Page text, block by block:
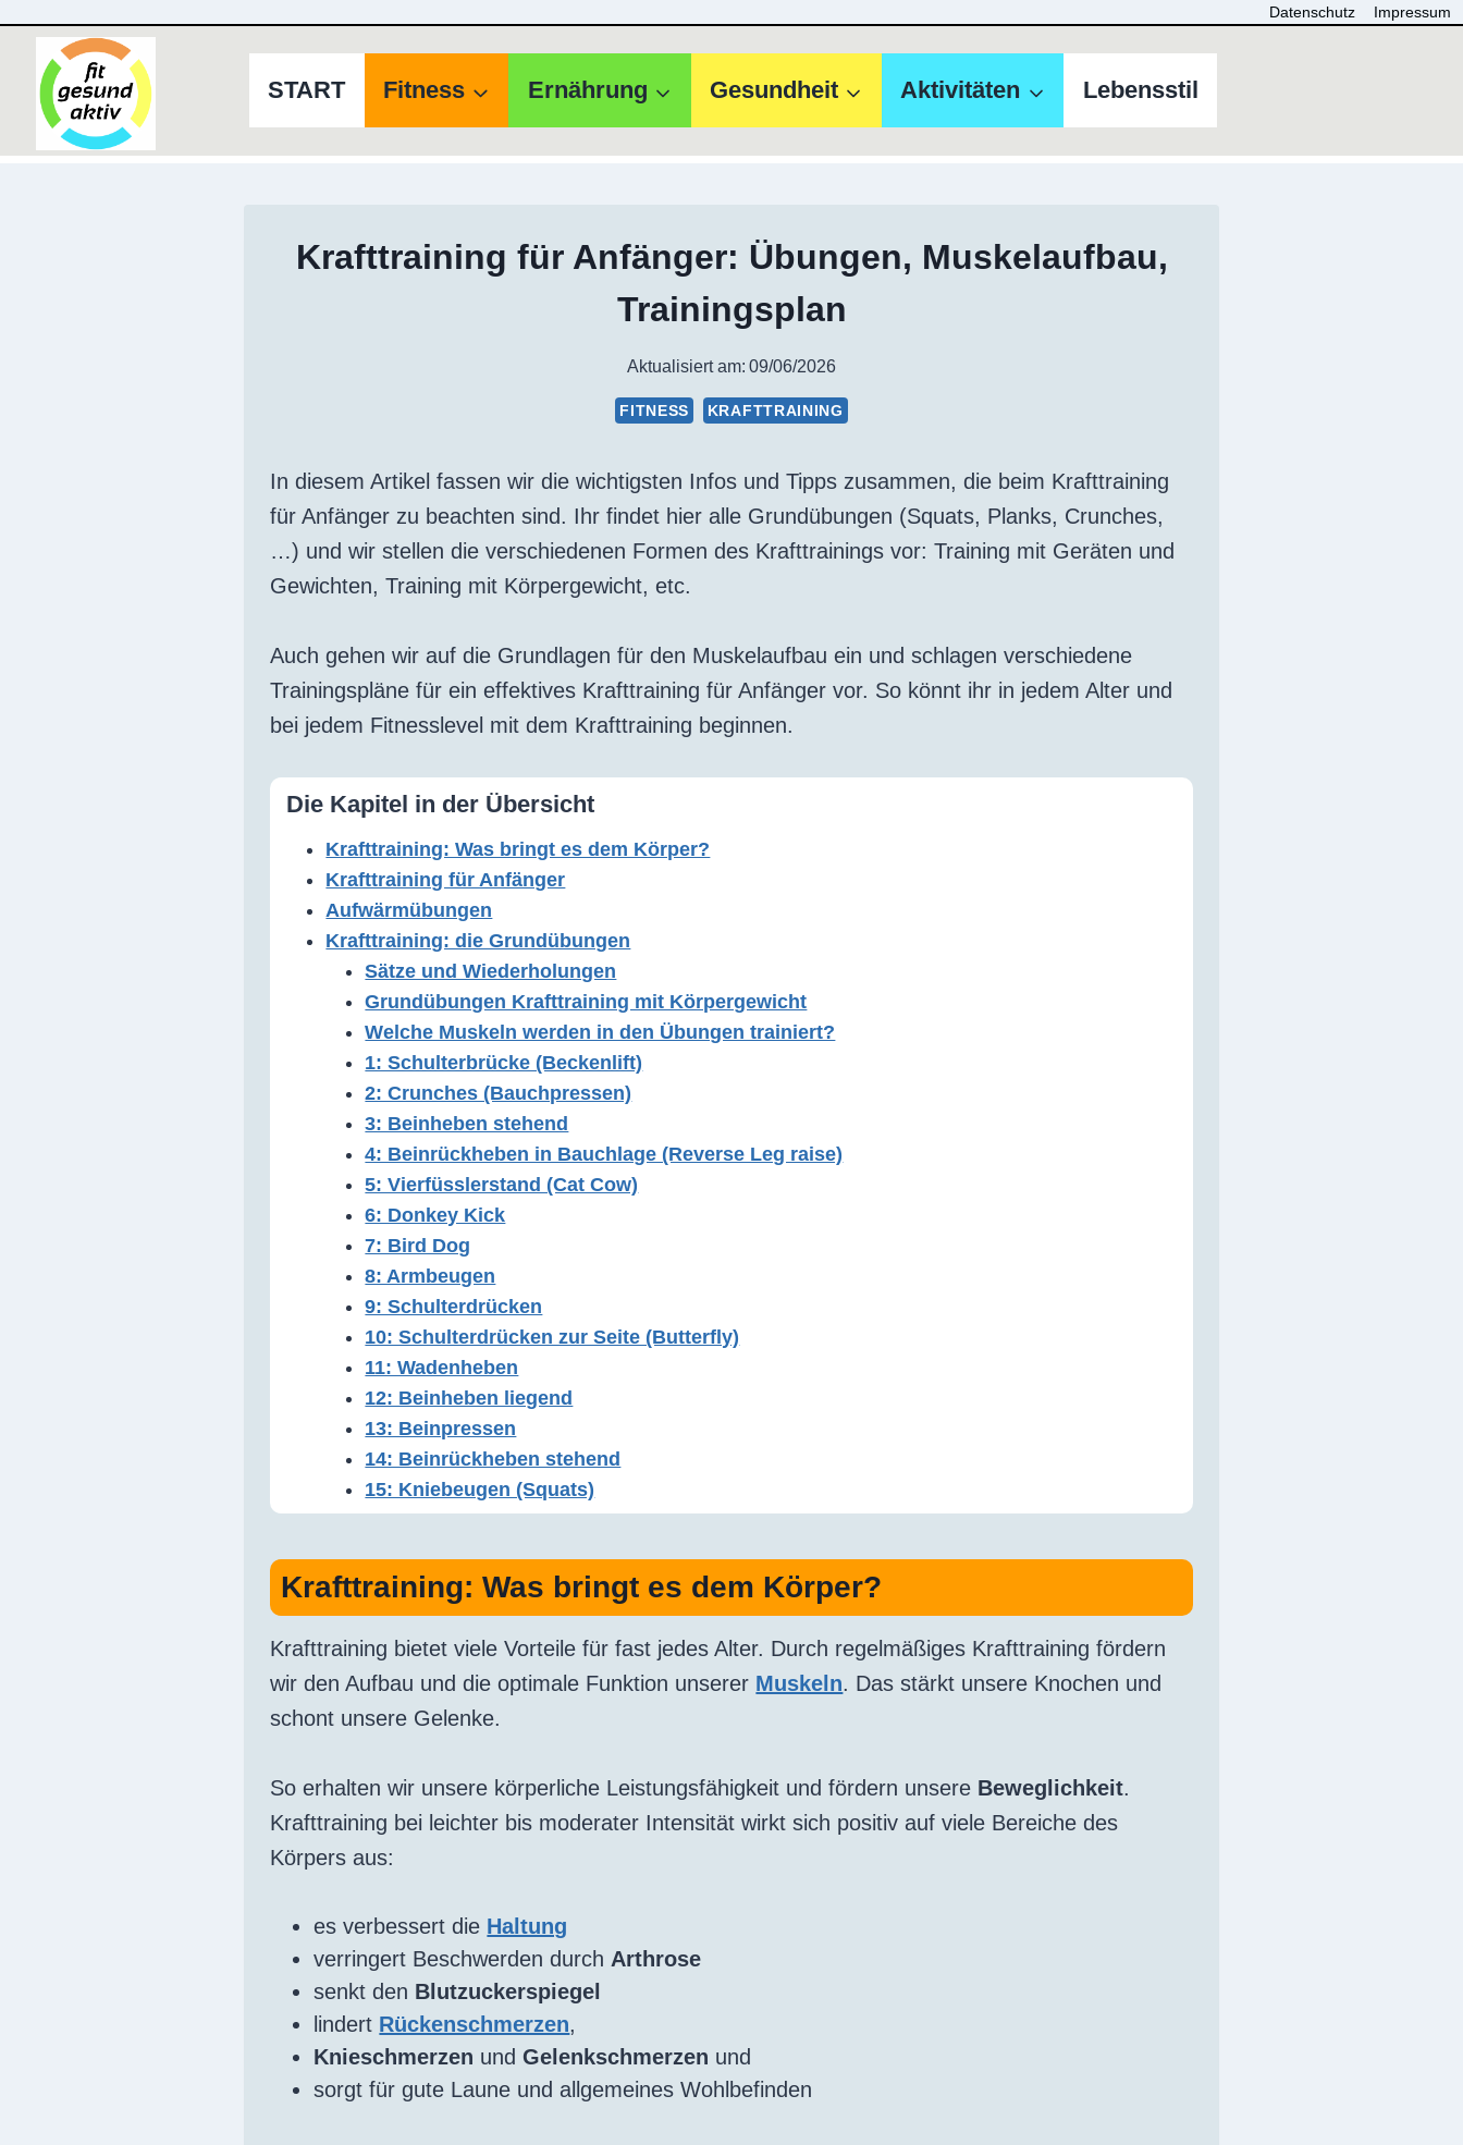
springen
Datenschutz Impressum
START Fitness Ernährung Gesundheit Aktivitäten Lebensstil
Krafttraining für Anfänger: Übungen, Muskelaufbau,
Trainingsplan
Aktualisiert am: 09/06/2026
FITNESS KRAFTTRAINING
In diesem Artikel fassen wir die wichtigsten Infos und Tipps zusammen, die beim Krafttraining
für Anfänger zu beachten sind. Ihr findet hier alle Grundübungen (Squats, Planks, Crunches,
…) und wir stellen die verschiedenen Formen des Krafttrainings vor: Training mit Geräten und
Gewichten, Training mit Körpergewicht, etc.
Auch gehen wir auf die Grundlagen für den Muskelaufbau ein und schlagen verschiedene
Trainingspläne für ein effektives Krafttraining für Anfänger vor. So könnt ihr in jedem Alter und
bei jedem Fitnesslevel mit dem Krafttraining beginnen.
Die Kapitel in der Übersicht
Krafttraining: Was bringt es dem Körper?
Krafttraining für Anfänger
Aufwärmübungen
Krafttraining: die Grundübungen
Sätze und Wiederholungen
Grundübungen Krafttraining mit Körpergewicht
Welche Muskeln werden in den Übungen trainiert?
1: Schulterbrücke (Beckenlift)
2: Crunches (Bauchpressen)
3: Beinheben stehend
4: Beinrückheben in Bauchlage (Reverse Leg raise)
5: Vierfüsslerstand (Cat Cow)
6: Donkey Kick
7: Bird Dog
8: Armbeugen
9: Schulterdrücken
10: Schulterdrücken zur Seite (Butterfly)
11: Wadenheben
12: Beinheben liegend
13: Beinpressen
14: Beinrückheben stehend
15: Kniebeugen (Squats)
Krafttraining: Was bringt es dem Körper?
Krafttraining bietet viele Vorteile für fast jedes Alter. Durch regelmäßiges Krafttraining fördern
wir den Aufbau und die optimale Funktion unserer Muskeln. Das stärkt unsere Knochen und
schont unsere Gelenke.
So erhalten wir unsere körperliche Leistungsfähigkeit und fördern unsere Beweglichkeit.
Krafttraining bei leichter bis moderater Intensität wirkt sich positiv auf viele Bereiche des
Körpers aus:
es verbessert die Haltung
verringert Beschwerden durch Arthrose
senkt den Blutzuckerspiegel
lindert Rückenschmerzen,
Knieschmerzen undGelenkschmerzen und
sorgt für gute Laune und allgemeines Wohlbefinden